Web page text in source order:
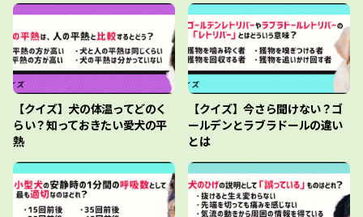
【クイズ】犬の体温ってどのく
らい？知っておきたい愛犬の平
熱
【クイズ】今さら聞けない？ゴ
ールデンとラブラドールの違い
とは